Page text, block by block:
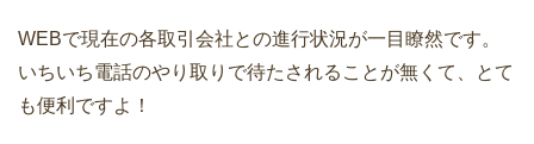
WEBで現在の各取引会社との進行状況が一目瞭然です。
いちいち電話のやり取りで待たされることが無くて、とて
も便利ですよ！